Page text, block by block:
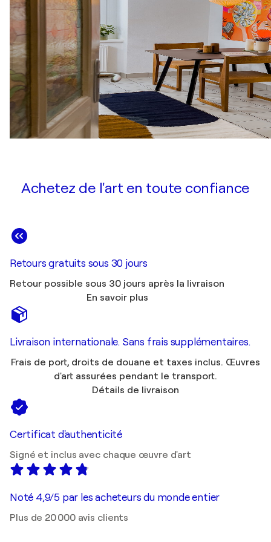
Achetez de l'art en toute confiance
Retours gratuits sous 30 jours
Retour possible sous 30 jours après la livraison
En savoir plus
Livraison internationale. Sans frais supplémentaires.
Frais de port, droits de douane et taxes inclus. Œuvres
d'art assurées pendant le transport.
Détails de livraison
Certificat d'authenticité
Signé et inclus avec chaque œuvre d'art
Noté 4,9/5 par les acheteurs du monde entier
Plus de 20 000 avis clients